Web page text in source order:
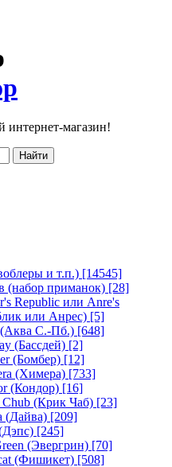
интернет-магазин!
и т.п.) [14545]
(набор приманок) [28]
Republic или Anre's
или Анрес) [5]
С.-Пб.) [648]
(Бассдей) [2]
(Бомбер) [12]
(Химера) [733]
(Кондор) [16]
(Крик Чаб) [23]
(Дайва) [209]
[245]
(Эвергрин) [70]
(Фишикет) [508]